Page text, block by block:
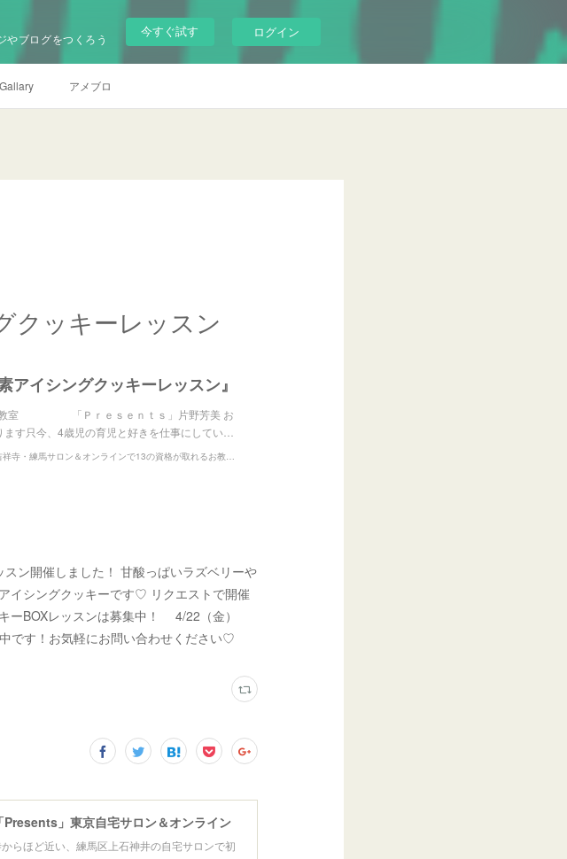
やブログをつくろう
今すぐ試す ログイン
Gallary アメブロ
クッキーレッスン
アイシングクッキーレッスン』
教室 「Ｐｒｅｓｅｎｔｓ」片野芳美 お
す只今、4歳児の育児と好きを仕事にしてい…
月〜土曜レッスン開催！東京 吉祥寺・練馬サロン＆オンラインで13の資格が取れるお教室『Presents』
ン開催しました！ 甘酸っぱいラズベリーや
イシングクッキーです♡ リクエストで開催
ーBOXレッスンは募集中！ 4/22（金）
す！お気軽にお問い合わせください♡
」東京自宅サロン＆オンライン
らほど近い、練馬区上石神井の自宅サロンで初